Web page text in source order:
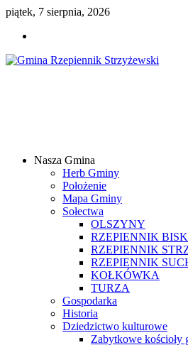
piątek, 7 sierpnia, 2026
Samorządowy
Internetowy
Nasza Gmina
Herb Gminy
Położenie
Mapa Gminy
Sołectwa
OLSZYNY
RZEPIENNIK
RZEPIENNIK
RZEPIENNIK
KOŁKÓWKA
TURZA
Gospodarka
Historia
Dziedzictwo kulturowe
Zabytkowe kościoły